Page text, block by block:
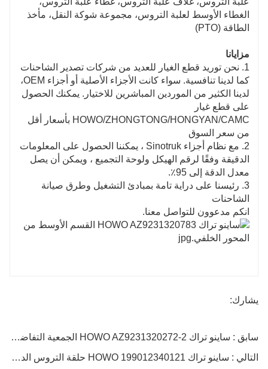
الغطاء الأوسط لعلبة التروس، مجموعة شوكة النقل، مأخذ
الطاقة (PTO)
مزايانا
1. نحن توريد قطع الغيار للعديد من شركات تصدير الشاحنات
كما لدينا تنافسية. سواء كانت الأجزاء الأصلية أو أجزاء OEM،
لدينا الكثير من الموردين المباشرين للاختيار. يمكنك الحصول
على قطع غيار
HOWO/ZHONGTONG/HONGYAN/CAMC بأسعار أقل
من سعر السوق
2. مع نظام أجزاء Sinotruk ، يمكننا الحصول على المعلومات
الدقيقة وفقًا لرقم الهيكل ولوحة التجميع ، ويمكن أن يصل
معدل الدقة إلى 95٪.
3. رئيسنا على دراية تامة بمبادئ التشغيل وطرق صيانة
الشاحنات
انكم مدعوون للتواصل معنا.
يشارك:
سابق : ساينو تراك HOWO AZ9231320272-2 الجمعية التفاضلية
التالي : ساينو تراك HOWO 199012340121 حلقة التروس الداخلية